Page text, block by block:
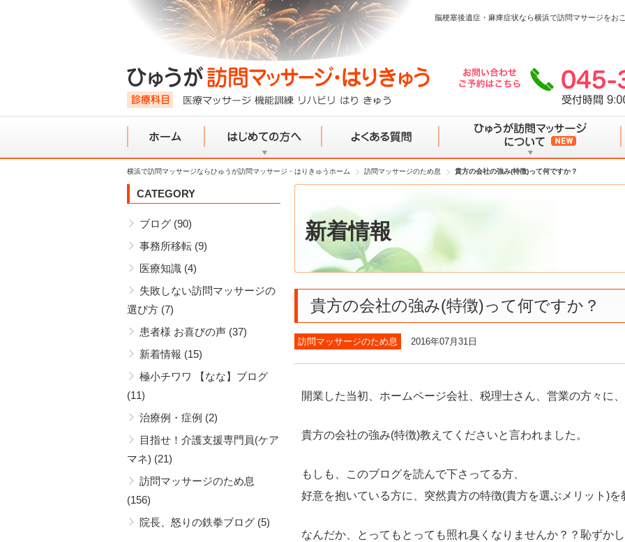
脳梗塞後遺症・麻痺症状なら横浜で訪問マサージをお
ホーム
横浜で訪問マッサージならひゅうが訪問マッサージ・はりきゅうホーム 訪問マッサージのため息 貴方の会社の強み(特徴)って何ですか？
新着情報
貴方の会社の強み(特徴)って何ですか？
訪問マッサージのため息 2016年07月31日
開業した当初、ホームページ会社、税理士さん、営業の方々に
貴方の会社の強み(特徴)教えてくださいと言われました。
もしも、このブログを読んで下さってる方、
好意を抱いている方に、突然貴方の特徴(貴方を選ぶメリット)
なんだか、とってもとっても照れ臭くなりませんか？？恥ずか
CATEGORY
ブログ (90)
事務所移転 (9)
医療知識 (4)
失敗しない訪問マッサージの
選び方 (7)
患者様 お喜びの声 (37)
新着情報 (15)
極小チワワ 【なな】ブログ
(11)
治療例・症例 (2)
目指せ！介護支援専門員(ケア
マネ) (21)
訪問マッサージのため息
(156)
院長、怒りの鉄拳ブログ (5)